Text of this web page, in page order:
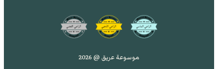
موسوعة عريق @ 2026